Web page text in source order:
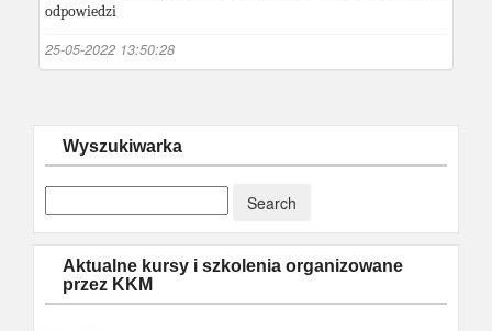
n
odpowiedzi
25-05-2022 13:50:28
Wyszukiwarka
Aktualne kursy i szkolenia organizowane
przez KKM